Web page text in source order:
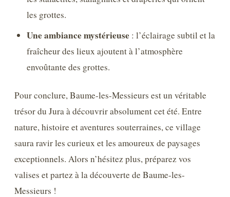
les grottes.
Une ambiance mystérieuse : l’éclairage subtil et la
fraîcheur des lieux ajoutent à l’atmosphère
envoûtante des grottes.
Pour conclure, Baume-les-Messieurs est un véritable
trésor du Jura à découvrir absolument cet été. Entre
nature, histoire et aventures souterraines, ce village
saura ravir les curieux et les amoureux de paysages
exceptionnels. Alors n’hésitez plus, préparez vos
valises et partez à la découverte de Baume-les-
Messieurs !